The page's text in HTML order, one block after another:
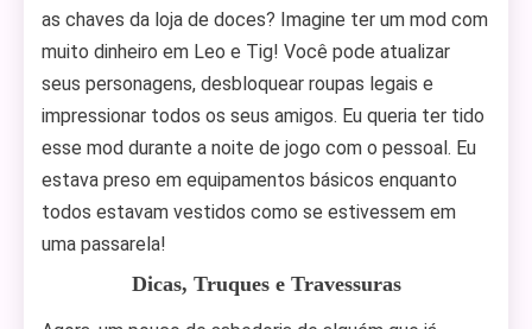
as chaves da loja de doces? Imagine ter um mod com
muito dinheiro em Leo e Tig! Você pode atualizar
seus personagens, desbloquear roupas legais e
impressionar todos os seus amigos. Eu queria ter tido
esse mod durante a noite de jogo com o pessoal. Eu
estava preso em equipamentos básicos enquanto
todos estavam vestidos como se estivessem em
uma passarela!
Dicas, Truques e Travessuras